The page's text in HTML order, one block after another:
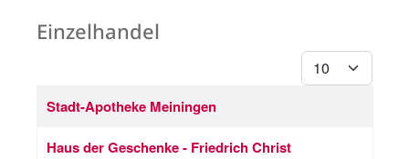
Einzelhandel
Anzeige #
Titel
Stadt-Apotheke Meiningen
Haus der Geschenke - Friedrich Christ